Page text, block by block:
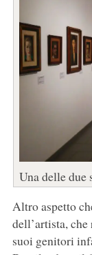
Una delle due
Altro aspetto
dell’artista,
suoi genitori